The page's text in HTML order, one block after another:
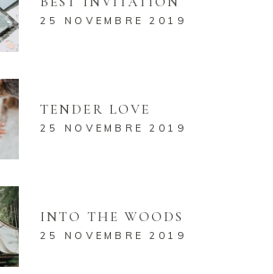
25 NOVEMBRE 2019
TENDER LOVE
25 NOVEMBRE 2019
INTO THE WOODS
25 NOVEMBRE 2019